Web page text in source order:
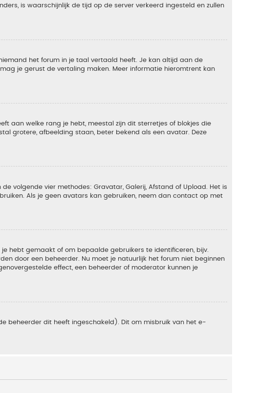
is waarschijnlijk de tijd op de server verkeerd ingesteld en zullen
het forum in je taal vertaald heeft. Je kan altijd aan de
je gerust de vertaling maken. Meer informatie hieromtrent kan
aan welke rang je hebt, meestal zijn dit sterretjes of blokjes die
grotere, afbeelding staan, beter bekend als een avatar. Deze
volgende vier methodes: Gravatar, Galerij, Afstand of Upload. Het is
Als je geen avatars kan gebruiken, neem dan contact op met
hebt gemaakt of om bepaalde gebruikers te identificeren, bijv.
door een beheerder. Nu moet je natuurlijk het forum niet beginnen
effect, een beheerder of moderator kunnen je
beheerder dit heeft ingeschakeld). Dit om misbruik van het e-